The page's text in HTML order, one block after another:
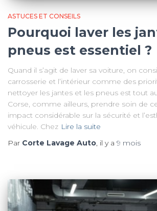
ASTUCES ET CONSEILS
Pourquoi laver les
pneus est essentiel ?
Quand il s’agit de laver sa voiture, on
carrosserie et l’intérieur comme des
nettoyer les jantes et les pneus est tout
Corse, comme ailleurs, prendre soin de
impact considérable sur la sécurité et
véhicule. Chez Lire la suite
Par Corte Lavage Auto, il y a 9 mois